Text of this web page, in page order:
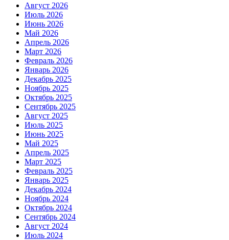
Август 2026
Июль 2026
Июнь 2026
Май 2026
Апрель 2026
Март 2026
Февраль 2026
Январь 2026
Декабрь 2025
Ноябрь 2025
Октябрь 2025
Сентябрь 2025
Август 2025
Июль 2025
Июнь 2025
Май 2025
Апрель 2025
Март 2025
Февраль 2025
Январь 2025
Декабрь 2024
Ноябрь 2024
Октябрь 2024
Сентябрь 2024
Август 2024
Июль 2024